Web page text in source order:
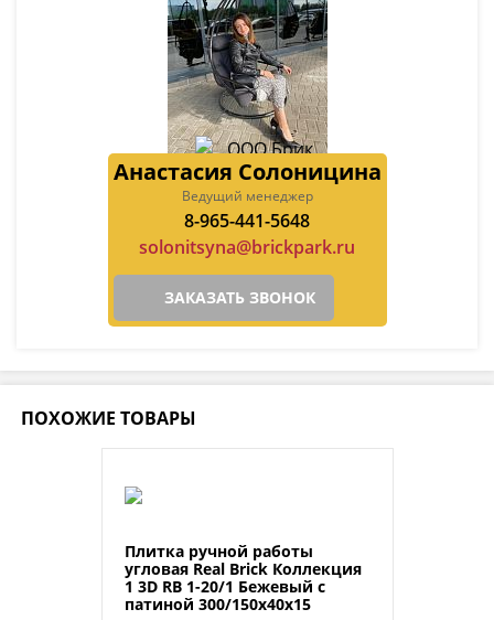
Анастасия Солоницина
Ведущий менеджер
8-965-441-5648
solonitsyna@brickpark.ru
ЗАКАЗАТЬ ЗВОНОК
ПОХОЖИЕ ТОВАРЫ
Плитка ручной работы
угловая Real Brick Коллекция
1 3D RB 1-20/1 Бежевый с
патиной 300/150х40х15